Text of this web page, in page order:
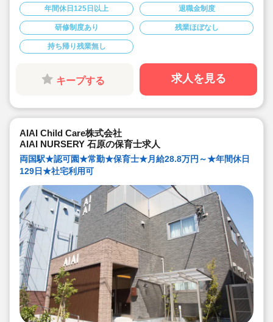
にしています。
◇産休・育休からの復帰（男性の育休実績あり）、時短
勤務実績多数で働きやすい職場です
◇ヘアカラーは自由。髪色の制限なし。
◇20代で経験少ない方もノビノビ働きやすい環境
◇書き物のICT化も進めており持ち帰り業務/残業ほぼな
し。
◇残業した場合の代は1分単位で支給されます
◇子どもが自分の意志や感情を尊重され、自分で選択し
ていくことをあたたかく見守り、子どもが主体の保育を
のような保育園
できる範囲で実施
◇在籍年数や保育経験に合わせた段階的な研修を年間総
計110回以上実施。研修も参加しやすい職場環境です
年間休日125日以上 退職金制度
研修制度あり 残業ほぼなし
持ち帰り残業無し
キープする 求人を見る
AIAI Child Care株式会社
AIAI NURSERY 石原の保育士求人
両国駅★認可園★常勤★保育士★月給28.8万円～★年間休日
129日★社宅利用可